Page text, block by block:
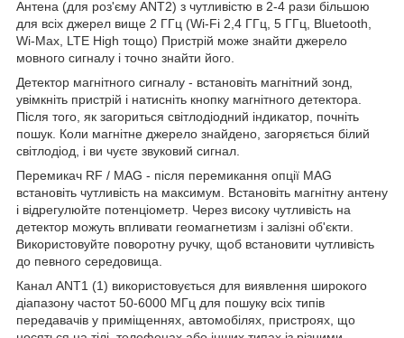
Антена (для роз'єму ANT2) з чутливістю в 2-4 рази більшою
для всіх джерел вище 2 ГГц (Wi-Fi 2,4 ГГц, 5 ГГц, Bluetooth,
Wi-Max, LTE High тощо) Пристрій може знайти джерело
мовного сигналу і точно знайти його.
Детектор магнітного сигналу - встановіть магнітний зонд,
увімкніть пристрій і натисніть кнопку магнітного детектора.
Після того, як загориться світлодіодний індикатор, почніть
пошук. Коли магнітне джерело знайдено, загоряється білий
світлодіод, і ви чуєте звуковий сигнал.
Перемикач RF / MAG - після перемикання опції MAG
встановіть чутливість на максимум. Встановіть магнітну антену
і відрегулюйте потенціометр. Через високу чутливість на
детектор можуть впливати геомагнетизм і залізні об'єкти.
Використовуйте поворотну ручку, щоб встановити чутливість
до певного середовища.
Канал ANT1 (1) використовується для виявлення широкого
діапазону частот 50-6000 МГц для пошуку всіх типів
передавачів у приміщеннях, автомобілях, пристроях, що